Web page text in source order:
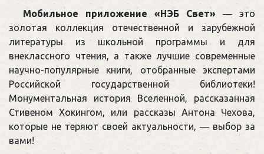
Мобильное приложение «НЭБ Свет» ― это
золотая коллекция отечественной и зарубежной
литературы из школьной программы и для
внеклассного чтения, а также лучшие современные
научно-популярные книги, отобранные экспертами
Российской государственной библиотеки!
Монументальная история Вселенной, рассказанная
Стивеном Хокингом, или рассказы Антона Чехова,
которые не теряют своей актуальности, ― выбор за
вами!